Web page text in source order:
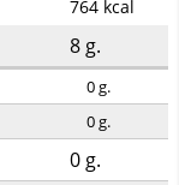
764 kcal
8g.
0g.
0g.
0g.